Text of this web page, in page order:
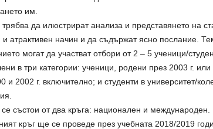
им.
трябва да илюстрират анализа и представянето на
и атрактивен начин и да съдържат ясно послание.
могат да участват отбори от 2 – 5 ученици/
в три категории: ученици, родени през 2003 г.
и 2002 г. включително; и студенти в университет/
се състои от два кръга: национален и международен.
кръг ще се проведе през учебната 2018/2019